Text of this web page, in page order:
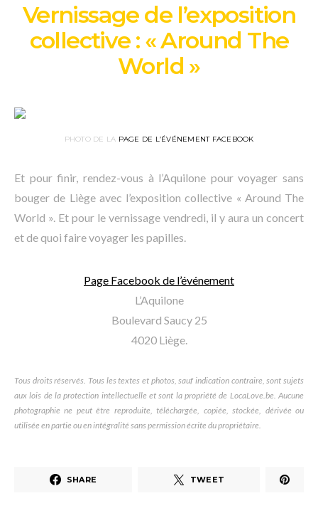
Vernissage de l’exposition
collective : « Around The
World »
PHOTO DE LA PAGE DE L’ÉVÉNEMENT FACEBOOK
Et pour finir, rendez-vous à l’Aquilone pour voyager sans
bouger de Liège avec l’exposition collective « Around The
World ». Et pour le vernissage vendredi, il y aura un concert
et de quoi faire voyager les papilles.
Page Facebook de l’événement
L’Aquilone
Boulevard Saucy 25
4020 Liège.
Tous droits réservés. Tous les textes et photos, sauf indication contraire, sont sujets
aux lois de la protection intellectuelle et sont la propriété de LocaLove.be. Aucune
photographie ne peut être reproduite, téléchargée, copiée, stockée, dérivée ou
utilisée en partie ou en intégralité sans permission écrite du propriétaire.
SHARE TWEET